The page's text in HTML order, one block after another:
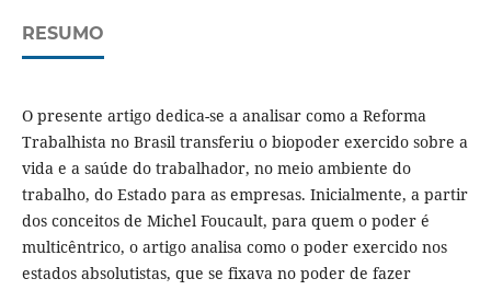
RESUMO
O presente artigo dedica-se a analisar como a Reforma
Trabalhista no Brasil transferiu o biopoder exercido sobre a
vida e a saúde do trabalhador, no meio ambiente do
trabalho, do Estado para as empresas. Inicialmente, a partir
dos conceitos de Michel Foucault, para quem o poder é
multicêntrico, o artigo analisa como o poder exercido nos
estados absolutistas, que se fixava no poder de fazer